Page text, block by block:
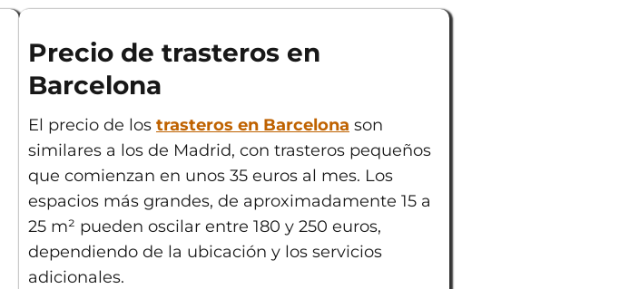
Precio de trasteros en
Barcelona
El precio de los trasteros en Barcelona son
similares a los de Madrid, con trasteros pequeños
que comienzan en unos 35 euros al mes. Los
espacios más grandes, de aproximadamente 15 a
25 m² pueden oscilar entre 180 y 250 euros,
dependiendo de la ubicación y los servicios
adicionales.